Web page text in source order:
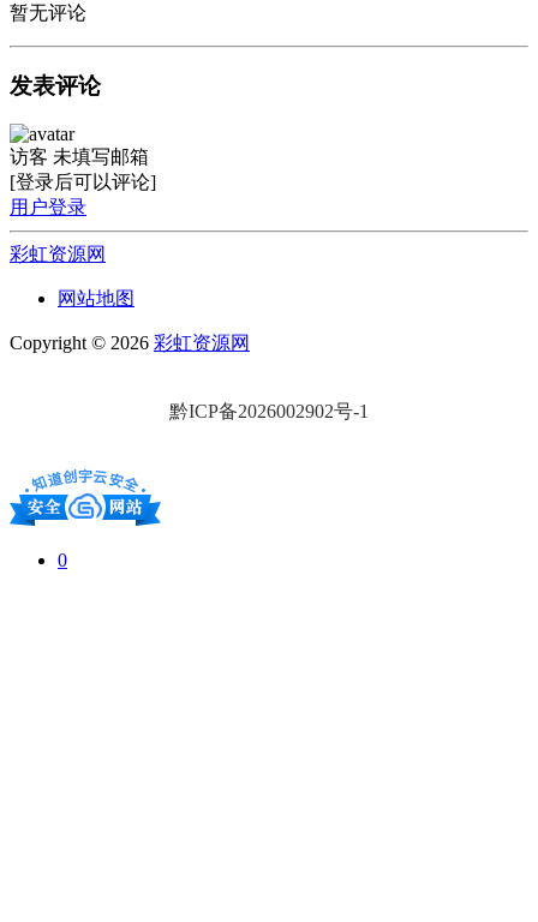
暂无评论
发表评论
访客 未填写邮箱
[登录后可以评论]
用户登录
彩虹资源网
网站地图
Copyright © 2026 彩虹资源网
黔ICP备2026002902号-1
0